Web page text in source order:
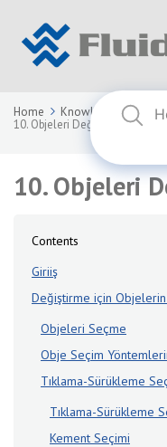
Home Knowledge Base
10. Objeleri Değiştirme
10. Objeleri
Contents
Giriiş
Değiştirme için
Objeleri Seçme
Obje Seçim
Tıklama-Sürükleme
Tıklama-Sürükleme
Kement Seçimi